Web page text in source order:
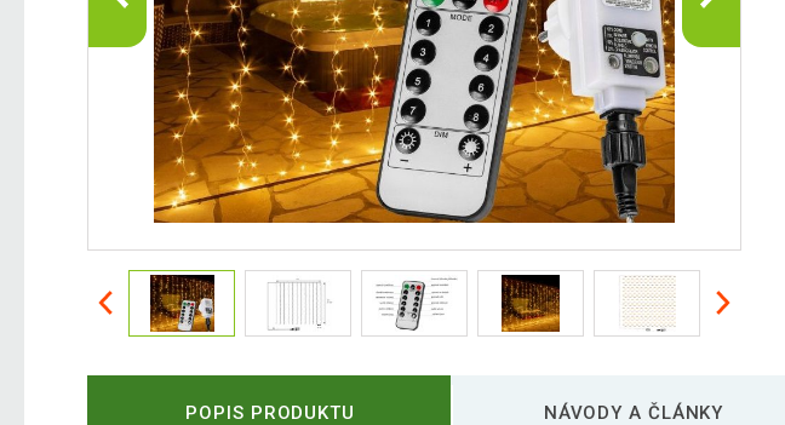
POPIS PRODUKTU NÁVODY A ČLÁNKY